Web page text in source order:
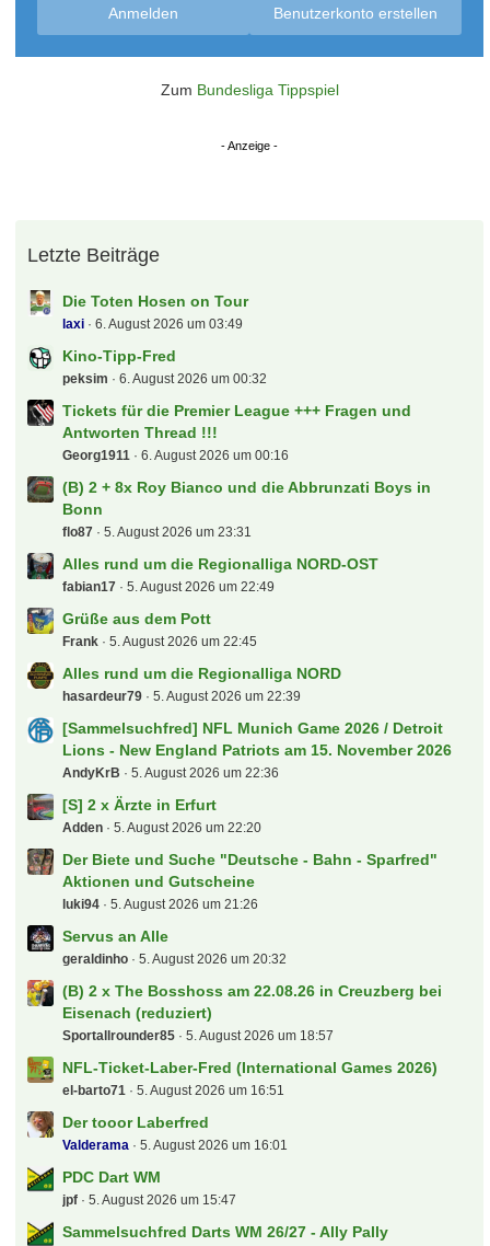
Benutzerkonto erstellen
Anmelden
Zum Bundesliga Tippspiel
Letzte Beiträge
Die Toten Hosen on Tour
laxi 6. August 2026 um 03:49
Kino-Tipp-Fred
peksim 6. August 2026 um 00:32
Tickets für die Premier League +++ Fragen und
Antworten Thread !!!
Georg1911 6. August 2026 um 00:16
(B) 2 + 8x Roy Bianco und die Abbrunzati Boys in
Bonn
flo87 5. August 2026 um 23:31
Alles rund um die Regionalliga NORD-OST
fabian17 5. August 2026 um 22:49
Grüße aus dem Pott
Frank 5. August 2026 um 22:45
Alles rund um die Regionalliga NORD
hasardeur79 5. August 2026 um 22:39
[Sammelsuchfred] NFL Munich Game 2026 / Detroit
Lions - New England Patriots am 15. November 2026
AndyKrB 5. August 2026 um 22:36
[S] 2 x Ärzte in Erfurt
Adden 5. August 2026 um 22:20
Der Biete und Suche "Deutsche - Bahn - Sparfred"
Aktionen und Gutscheine
luki94 5. August 2026 um 21:26
Servus an Alle
geraldinho 5. August 2026 um 20:32
(B) 2 x The Bosshoss am 22.08.26 in Creuzberg bei
Eisenach (reduziert)
Sportallrounder85 5. August 2026 um 18:57
NFL-Ticket-Laber-Fred (International Games 2026)
el-barto71 5. August 2026 um 16:51
Der tooor Laberfred
Valderama 5. August 2026 um 16:01
PDC Dart WM
jpf 5. August 2026 um 15:47
Sammelsuchfred Darts WM 26/27 - Ally Pally